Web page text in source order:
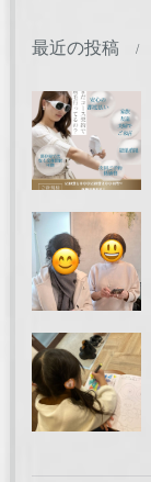
最近の投稿